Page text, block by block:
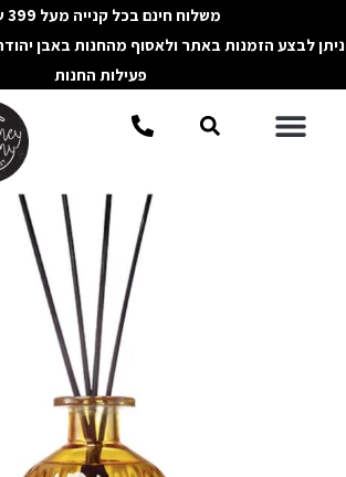
לתוכן
משלוח חינם בכל קנייה מעל 399 ש"ח
ניתן לבצע הזמנות באתר ולאסוף מהחנות באבן
פעילות החנות
תפריטחיפוש